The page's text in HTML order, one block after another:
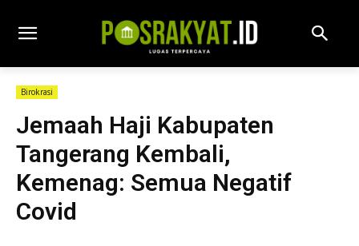
Birokrasi
Jemaah Haji Kabupaten
Tangerang Kembali,
Kemenag: Semua Negatif
Covid